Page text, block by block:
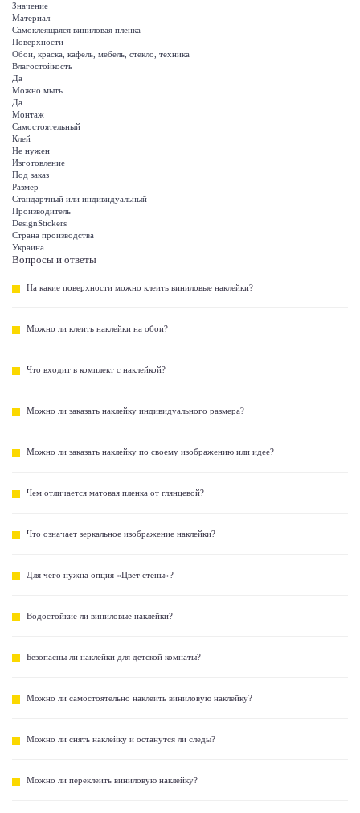
Значение
Материал
Самоклеящаяся виниловая пленка
Поверхности
Обои, краска, кафель, мебель, стекло, техника
Влагостойкость
Да
Можно мыть
Да
Монтаж
Самостоятельный
Клей
Не нужен
Изготовление
Под заказ
Размер
Стандартный или индивидуальный
Производитель
DesignStickers
Страна производства
Украина
Вопросы и ответы
На какие поверхности можно клеить виниловые наклейки?
Можно ли клеить наклейки на обои?
Что входит в комплект с наклейкой?
Можно ли заказать наклейку индивидуального размера?
Можно ли заказать наклейку по своему изображению или идее?
Чем отличается матовая пленка от глянцевой?
Что означает зеркальное изображение наклейки?
Для чего нужна опция «Цвет стены»?
Водостойкие ли виниловые наклейки?
Безопасны ли наклейки для детской комнаты?
Можно ли самостоятельно наклеить виниловую наклейку?
Можно ли снять наклейку и останутся ли следы?
Можно ли переклеить виниловую наклейку?